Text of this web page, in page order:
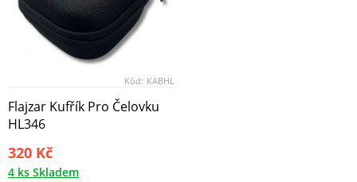
Kód: KABHL
Flajzar Kufřík Pro Čelovku
HL346
320 Kč
4 ks Skladem